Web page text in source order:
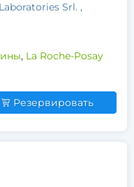
Srl. ,
, La Roche-Posay
Резервировать